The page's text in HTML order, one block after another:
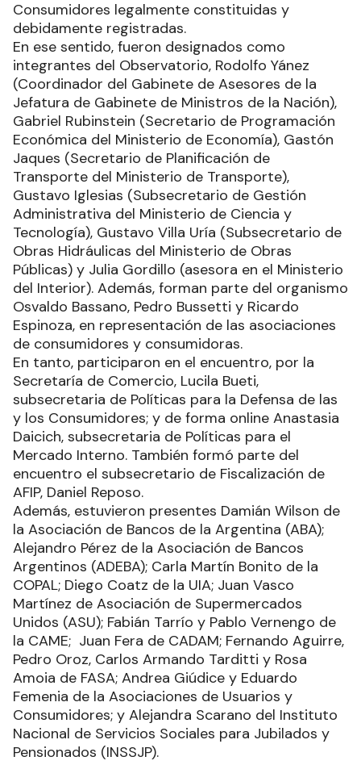
Consumidores legalmente constituidas y
debidamente registradas.
En ese sentido, fueron designados como
integrantes del Observatorio, Rodolfo Yánez
(Coordinador del Gabinete de Asesores de la
Jefatura de Gabinete de Ministros de la Nación),
Gabriel Rubinstein (Secretario de Programación
Económica del Ministerio de Economía), Gastón
Jaques (Secretario de Planificación de
Transporte del Ministerio de Transporte),
Gustavo Iglesias (Subsecretario de Gestión
Administrativa del Ministerio de Ciencia y
Tecnología), Gustavo Villa Uría (Subsecretario de
Obras Hidráulicas del Ministerio de Obras
Públicas) y Julia Gordillo (asesora en el Ministerio
del Interior). Además, forman parte del organismo
Osvaldo Bassano, Pedro Bussetti y Ricardo
Espinoza, en representación de las asociaciones
de consumidores y consumidoras.
En tanto, participaron en el encuentro, por la
Secretaría de Comercio, Lucila Bueti,
subsecretaria de Políticas para la Defensa de las
y los Consumidores; y de forma online Anastasia
Daicich, subsecretaria de Políticas para el
Mercado Interno. También formó parte del
encuentro el subsecretario de Fiscalización de
AFIP, Daniel Reposo.
Además, estuvieron presentes Damián Wilson de
la Asociación de Bancos de la Argentina (ABA);
Alejandro Pérez de la Asociación de Bancos
Argentinos (ADEBA); Carla Martín Bonito de la
COPAL; Diego Coatz de la UIA; Juan Vasco
Martínez de Asociación de Supermercados
Unidos (ASU); Fabián Tarrío y Pablo Vernengo de
la CAME; Juan Fera de CADAM; Fernando Aguirre,
Pedro Oroz, Carlos Armando Tarditti y Rosa
Amoia de FASA; Andrea Giúdice y Eduardo
Femenia de la Asociaciones de Usuarios y
Consumidores; y Alejandra Scarano del Instituto
Nacional de Servicios Sociales para Jubilados y
Pensionados (INSSJP).